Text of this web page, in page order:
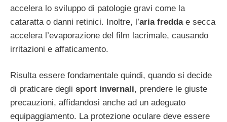
accelera lo sviluppo di patologie gravi come la
cataratta o danni retinici. Inoltre, l’aria freddae secca
accelera l’evaporazione del film lacrimale, causando
irritazioni e affaticamento.
Risulta essere fondamentale quindi, quando si decide
di praticare degli sport invernali, prendere le giuste
precauzioni, affidandosi anche ad un adeguato
equipaggiamento. La protezione oculare deve essere